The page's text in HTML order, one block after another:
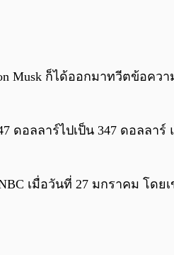
ก็ได้ออกมาทวีตข้อควา
อลลาร์ไปเป็น 347 ดอลลา
เมื่อวันที่ 27 มกราคม โดย